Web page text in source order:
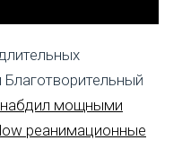
мощными
реанимационные